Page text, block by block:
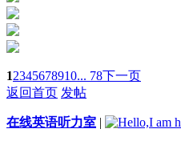
12345678910... 78下一页
返回首页 发帖
在线英语听力室 |